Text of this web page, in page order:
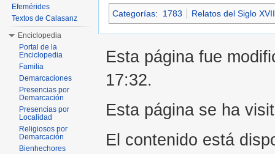
Categorías: 1783 Relatos del Siglo
Efemérides
Textos de Calasanz
Enciclopedia
Portal de la
Enciclopedia
Familia
Demarcaciones
Presencias por
Demarcación
Presencias por
Localidad
Religiosos por
Demarcación
Bienhechores
Esta página fue
17:32.
Esta página se ha
El contenido está